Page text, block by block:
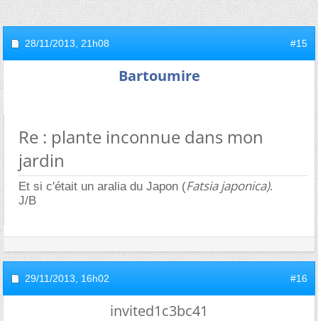
28/11/2013, 21h08 #15
Bartoumire
Re : plante inconnue dans mon
jardin
Et si c'était un aralia du Japon (Fatsia japonica).
J/B
29/11/2013, 16h02 #16
invited1c3bc41